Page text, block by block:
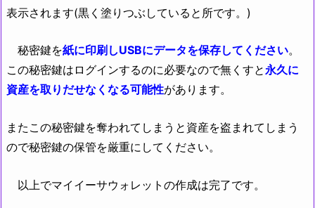
表示されます(黒く塗りつぶしていると所です。)
秘密鍵を紙に印刷しUSBにデータを保存してください。
この秘密鍵はログインするのに必要なので無くすと永久に
資産を取りだせなくなる可能性があります。
またこの秘密鍵を奪われてしまうと資産を盗まれてしまう
ので秘密鍵の保管を厳重にしてください。
以上でマイイーサウォレットの作成は完了です。